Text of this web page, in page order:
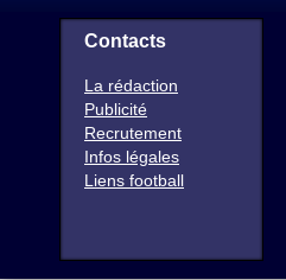
Contacts
La rédaction
Publicité
Recrutement
Infos légales
Liens football